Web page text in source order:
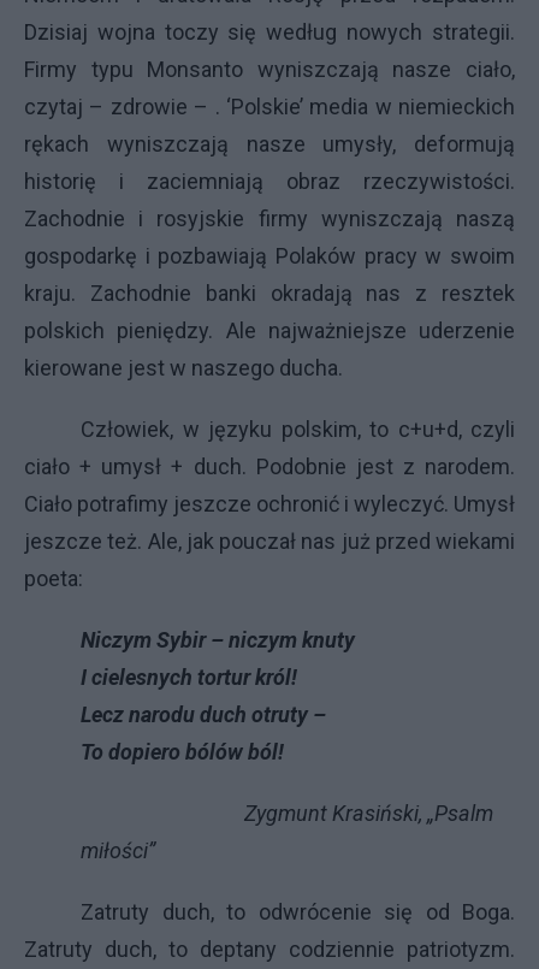
Dzisiaj wojna toczy się według nowych strategii.
Firmy typu Monsanto wyniszczają nasze ciało,
czytaj – zdrowie – . ‘Polskie’ media w niemieckich
rękach wyniszczają nasze umysły, deformują
historię i zaciemniają obraz rzeczywistości.
Zachodnie i rosyjskie firmy wyniszczają naszą
gospodarkę i pozbawiają Polaków pracy w swoim
kraju. Zachodnie banki okradają nas z resztek
polskich pieniędzy. Ale najważniejsze uderzenie
kierowane jest w naszego ducha.
Człowiek, w języku polskim, to c+u+d, czyli
ciało + umysł + duch. Podobnie jest z narodem.
Ciało potrafimy jeszcze ochronić i wyleczyć. Umysł
jeszcze też. Ale, jak pouczał nas już przed wiekami
poeta:
Niczym Sybir – niczym knuty
I cielesnych tortur król!
Lecz narodu duch otruty –
To dopiero bólów ból!
Zygmunt Krasiński, „Psalm
miłości”
Zatruty duch, to odwrócenie się od Boga.
Zatruty duch, to deptany codziennie patriotyzm.